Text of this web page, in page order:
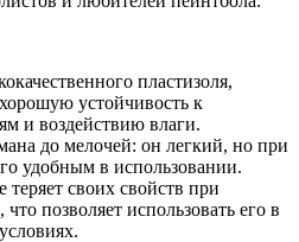
пластизоля,
устойчивость к
и воздействию влаги.
до мелочей: он легкий, но при
удобным в использовании.
своих свойств при
позволяет использовать его в